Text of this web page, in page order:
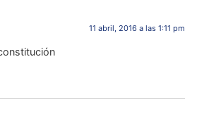
11 abril, 2016 a las 1:11 pm